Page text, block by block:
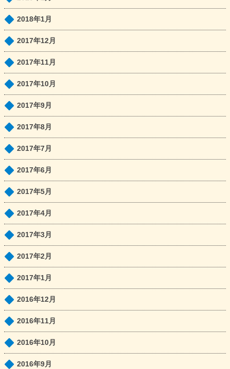
2018年1月
2017年12月
2017年11月
2017年10月
2017年9月
2017年8月
2017年7月
2017年6月
2017年5月
2017年4月
2017年3月
2017年2月
2017年1月
2016年12月
2016年11月
2016年10月
2016年9月